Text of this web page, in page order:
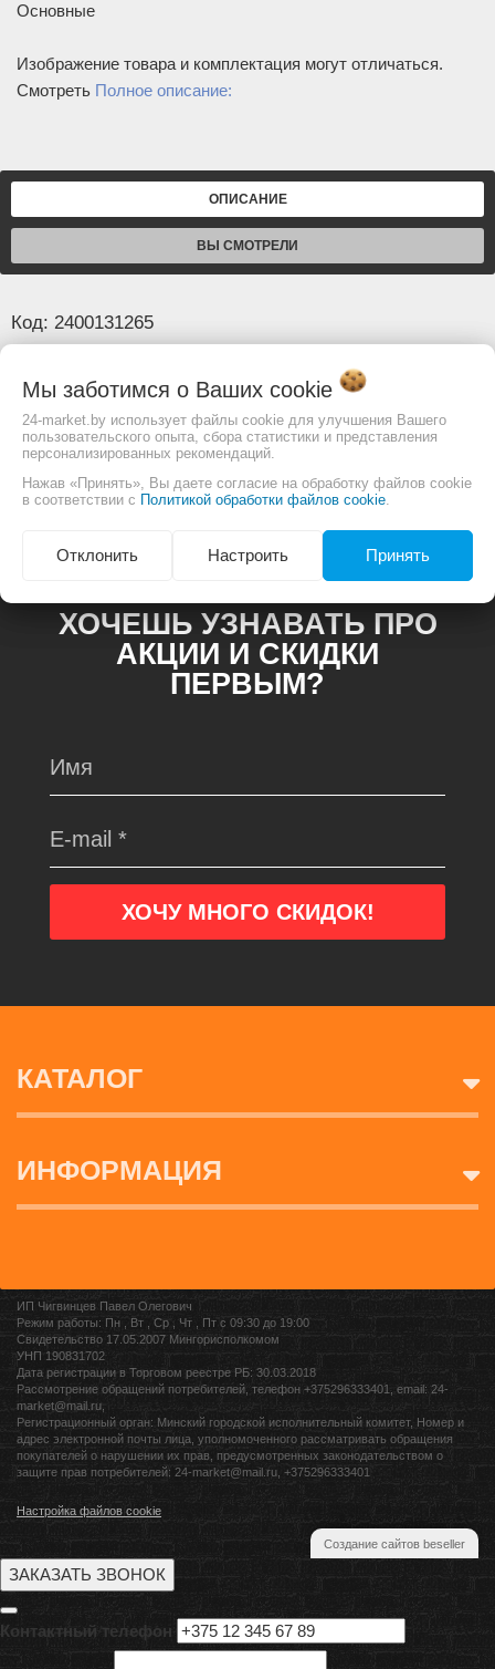
Основные
Изображение товара и комплектация могут отличаться.
Смотреть Полное описание:
ОПИСАНИЕ
ВЫ СМОТРЕЛИ
Код: 2400131265
Основные
Изображение товара и комплектация могут
отличаться. СмотретьПолное описание:
ХОЧЕШЬ УЗНАВАТЬ ПРО
АКЦИИ И СКИДКИ
ПЕРВЫМ?
КАТАЛОГ
ИНФОРМАЦИЯ
ИП Чигвинцев Павел Олегович
Режим работы: Пн , Вт , Ср , Чт , Пт c 09:30 до 19:00
Свидетельство 17.05.2007 Мингорисполкомом
УНП 190831702
Дата регистрации в Торговом реестре РБ: 30.03.2018
Рассмотрение обращений потребителей, телефон +375296333401, email: 24-
market@mail.ru,
Регистрационный орган: Минский городской исполнительный комитет, Номер и
адрес электронной почты лица, уполномоченного рассматривать обращения
покупателей о нарушении их прав, предусмотренных законодательством о
защите прав потребителей: 24-market@mail.ru, +375296333401
Настройка файлов cookie
Создание сайтов beseller
Мы заботимся о Ваших cookie
24-market.by использует файлы cookie для улучшения Вашего
пользовательского опыта, сбора статистики и представления
персонализированных рекомендаций.
Нажав «Принять», Вы даете согласие на обработку файлов cookie
в соответствии с Политикой обработки файлов cookie
Отклонить Настроить Принять
ЗАКАЗАТЬ ЗВОНОК
Контактный телефон